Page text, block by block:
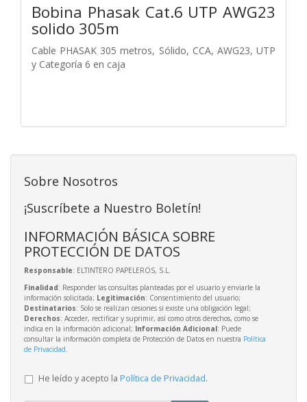
Bobina Phasak Cat.6 UTP AWG23
solido 305m
Cable PHASAK 305 metros, Sólido, CCA, AWG23, UTP
y Categoría 6 en caja
Sobre Nosotros
¡Suscríbete a Nuestro Boletín!
INFORMACIÓN BÁSICA SOBRE
PROTECCIÓN DE DATOS
Responsable: ELTINTERO PAPELEROS, S.L.
Finalidad: Responder las consultas planteadas por el usuario y enviarle la
información solicitada; Legitimación: Consentimiento del usuario;
Destinatarios: Solo se realizan cesiones si existe una obligación legal;
Derechos: Acceder, rectificar y suprimir, así como otros derechos, como se
indica en la información adicional; Información Adicional: Puede
consultar la información completa de Protección de Datos en nuestra Política
de Privacidad
He leído y acepto la Política de Privacidad.